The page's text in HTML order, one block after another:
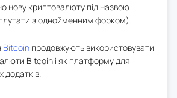
нову криптовалюту під назвою
з однойменним форком).
Bitcoin продовжують використовувати
Bitcoin і як платформу для
додатків.